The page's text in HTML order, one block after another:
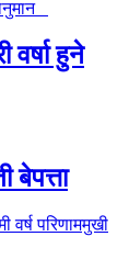
हुने
बेपत्ता